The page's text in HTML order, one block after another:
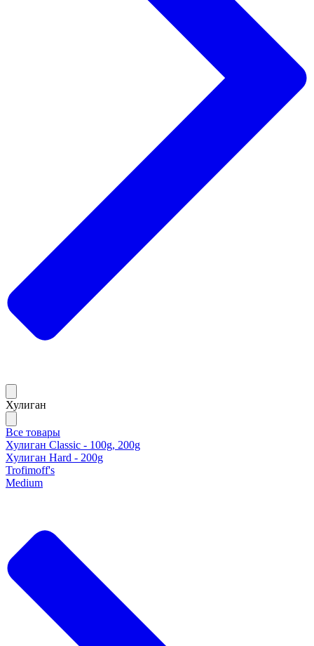
Хулиган
Все товары
Хулиган Classic - 100g, 200g
Хулиган Hard - 200g
Trofimoff's
Medium